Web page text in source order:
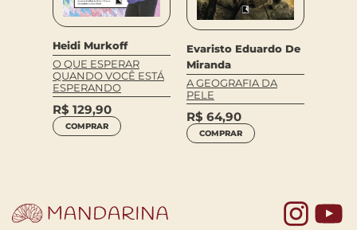
Heidi Murkoff
O QUE ESPERAR
QUANDO VOCÊ ESTÁ
ESPERANDO
R$ 129,90
COMPRAR
Evaristo Eduardo De
Miranda
A GEOGRAFIA DA
PELE
R$ 64,90
COMPRAR